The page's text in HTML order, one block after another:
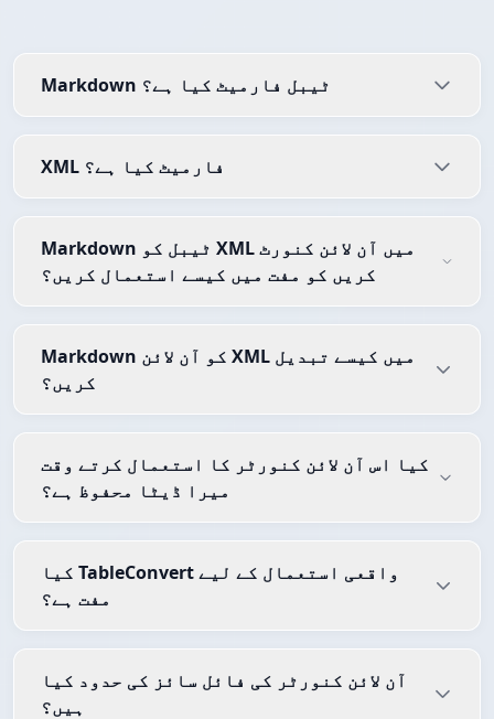
Markdown ٹیبل فارمیٹ کیا ہے؟
XML فارمیٹ کیا ہے؟
Markdown ٹیبل کو XML میں آن لائن کنورٹ
کریں کو مفت میں کیسے استعمال کریں؟
Markdown کو آن لائن XML میں کیسے تبدیل
کریں؟
کیا اس آن لائن کنورٹر کا استعمال کرتے وقت
میرا ڈیٹا محفوظ ہے؟
کیا TableConvert واقعی استعمال کے لیے
مفت ہے؟
آن لائن کنورٹر کی فائل سائز کی حدود کیا
ہیں؟